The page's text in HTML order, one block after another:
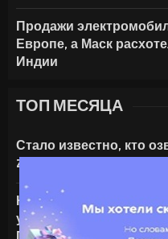
Продажи
Европе, а Маск
Индии
ТОП МЕСЯЦА
Стало известно, кто
Zero Company
На что только не идут
установил серверную